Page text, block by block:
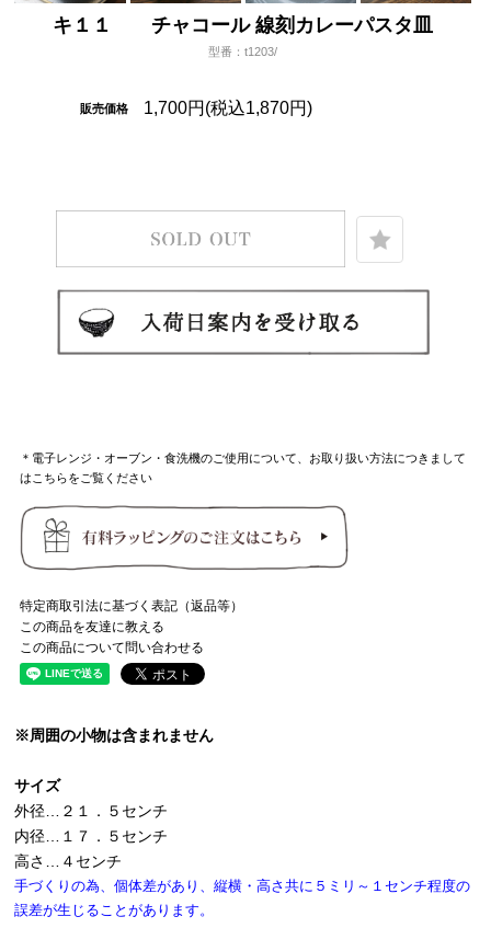
キ１１ チャコール 線刻カレーパスタ皿
型番：t1203/
販売価格 1,700円(税込1,870円)
＊電子レンジ・オーブン・食洗機のご使用について、お取り扱い方法につきまして
はこちらをご覧ください
特定商取引法に基づく表記（返品等）
この商品を友達に教える
この商品について問い合わせる
※周囲の小物は含まれません
サイズ
外径…２１．５センチ
内径…１７．５センチ
高さ…４センチ
手づくりの為、個体差があり、縦横・高さ共に５ミリ～１センチ程度の
誤差が生じることがあります。